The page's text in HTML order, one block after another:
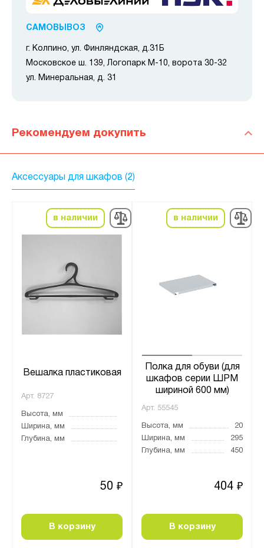
САМОВЫВОЗ
г. Колпино, ул. Финляндская, д.31Б
Московское ш. 139, Логопарк М-10, ворота 30-32
ул. Минеральная, д. 31
Рекомендуем докупить
Аксессуары для шкафов (2)
в наличии
Вешалка пластиковая
Арт. 8727
Высота, мм
Ширина, мм
Глубина, мм
50 ₽
В корзину
в наличии
Полка для обуви (для
шкафов серии ШРМ
шириной 600 мм)
Арт. 55545
Высота, мм
20
Ширина, мм
295
Глубина, мм
450
404 ₽
В корзину